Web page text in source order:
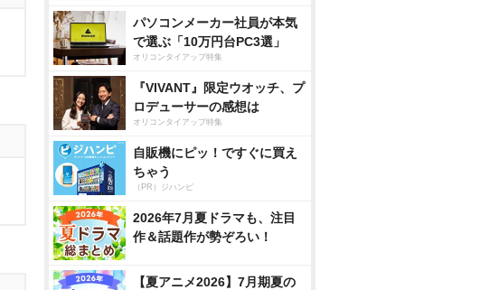
パソコンメーカー社員が本気
で選ぶ「10万円台PC3選」
オリコンタイアップ特集
『VIVANT』限定ウオッチ、プ
ロデューサーの感想は
オリコンタイアップ特集
自販機にピッ！ですぐに買え
ちゃう
（PR）ジハンピ
2026年7月夏ドラマも、注目
作＆話題作が勢ぞろい！
【夏アニメ2026】7月期夏の